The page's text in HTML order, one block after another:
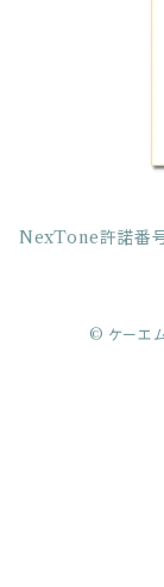
サクソフォーン五
NexTone許諾番
© ケーエム